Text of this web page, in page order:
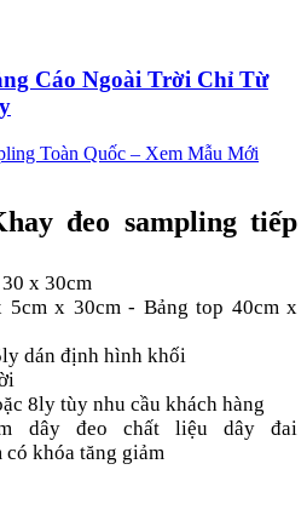
Cáo Ngoài Trời Chỉ Từ
đeo sampling tiếp
x 30cm
x 30cm - Bảng top 40cm x
dán định hình khối
8ly tùy nhu cầu khách hàng
dây đeo chất liệu dây đai
khóa tăng giảm